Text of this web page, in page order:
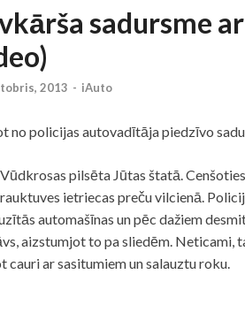
sadursme
2013 - iAuto
no policijas autovadītāja piedzīvo
Vūdkrosas pilsēta Jūtas štatā.
ietriecas preču vilcienā.
automašīnas un pēc dažiem
aizstumjot to pa sliedēm. Neticami,
cauri ar sasitumiem un salauztu roku.